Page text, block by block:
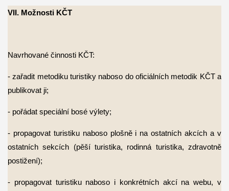
VII. Možnosti KČT
Navrhované činnosti KČT:
- zařadit metodiku turistiky naboso do oficiálních metodik KČT a
publikovat ji;
- pořádat speciální bosé výlety;
- propagovat turistiku naboso plošně i na ostatních akcích a v
ostatních sekcích (pěší turistika, rodinná turistika, zdravotně
postižení);
- propagovat turistiku naboso i konkrétních akcí na webu, v